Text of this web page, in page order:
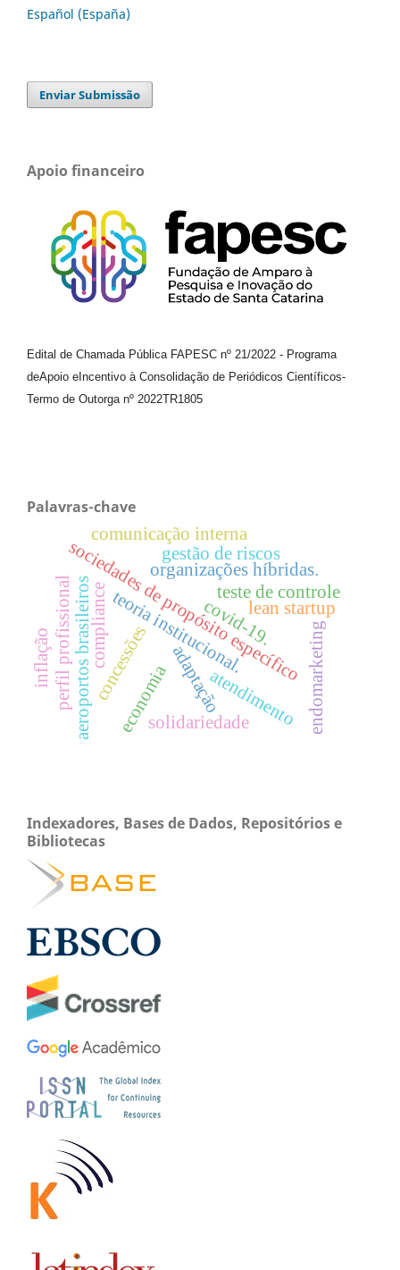
Español (España)
Enviar Submissão
Apoio financeiro
Edital de Chamada Pública FAPESC nº 21/2022 - Programa
deApoio e Incentivo à Consolidação de Periódicos Científicos-
Termo de Outorga nº 2022TR1805
Palavras-chave
covid-19.
concessões
sociedades de propósito específico
aeroportos brasileiros
organizações híbridas.
teoria institucional.teste de controle
gestão de riscos
compliance lean startup
adaptação
comunicação interna
atendimento
solidariedade
economia endomarketing
perfil profissional
inflação
Indexadores, Bases de Dados, Repositórios e
Bibliotecas